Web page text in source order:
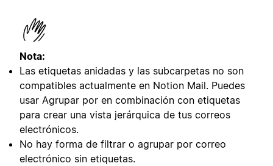
Nota:
Las etiquetas anidadas y las subcarpetas no son
compatibles actualmente en Notion Mail. Puedes
usar Agrupar por en combinación con etiquetas
para crear una vista jerárquica de tus correos
electrónicos.
No hay forma de filtrar o agrupar por correo
electrónico sin etiquetas.